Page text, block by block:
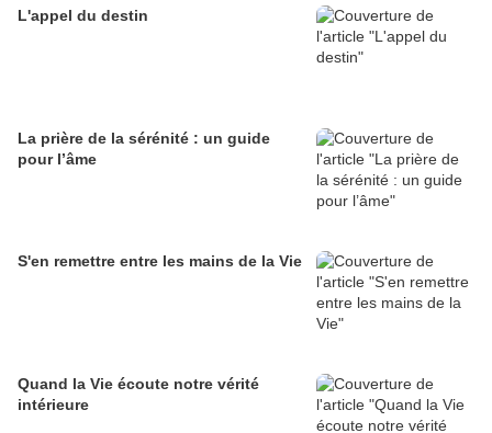
L'appel du destin
La prière de la sérénité : un guide
pour l’âme
S'en remettre entre les mains de la Vie
Quand la Vie écoute notre vérité
intérieure